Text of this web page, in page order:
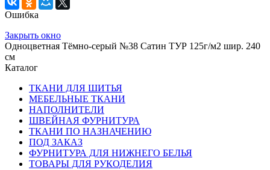
Ошибка
Закрыть окно
Одноцветная Тёмно-серый №38 Сатин ТУР 125г/м2 шир. 240
см
Каталог
ТКАНИ ДЛЯ ШИТЬЯ
МЕБЕЛЬНЫЕ ТКАНИ
НАПОЛНИТЕЛИ
ШВЕЙНАЯ ФУРНИТУРА
ТКАНИ ПО НАЗНАЧЕНИЮ
ПОД ЗАКАЗ
ФУРНИТУРА ДЛЯ НИЖНЕГО БЕЛЬЯ
ТОВАРЫ ДЛЯ РУКОДЕЛИЯ